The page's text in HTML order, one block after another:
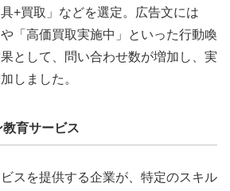
+買取」などを選定。広告文には
や「高価買取実施中」といった行動喚
として、問い合わせ数が増加し、実
しました。
育サービス
スを提供する企業が、特定のスキル